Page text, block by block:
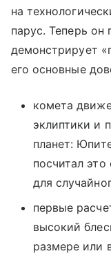
на
парус. Теперь он
демонстрирует
его основные
комета
эклиптики и
планет:
посчитал
для
первые
высокий
размере или